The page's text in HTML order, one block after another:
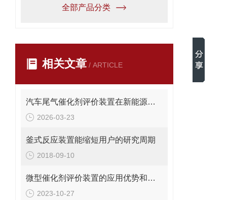
全部产品分类
相关文章 / ARTICLE
汽车尾气催化剂评价装置在新能源车环保测试中的应用
2026-03-23
釜式反应装置能缩短用户的研究周期
2018-09-10
微型催化剂评价装置的应用优势和实验步骤分析
2023-10-27